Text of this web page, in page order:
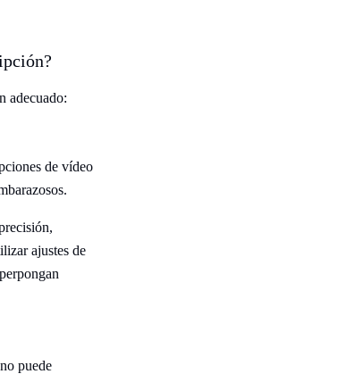
adecuado:
de vídeo
ajustes de
puede